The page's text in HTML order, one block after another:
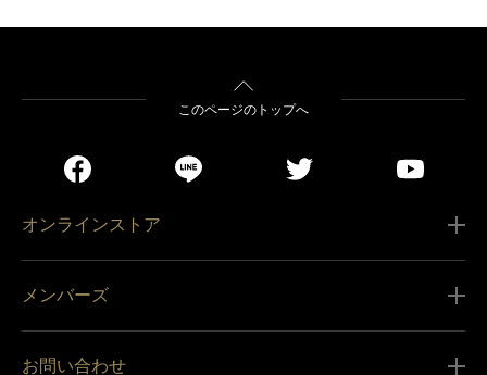
このページのトップへ
オンラインストア
メンバーズ
お問い合わせ